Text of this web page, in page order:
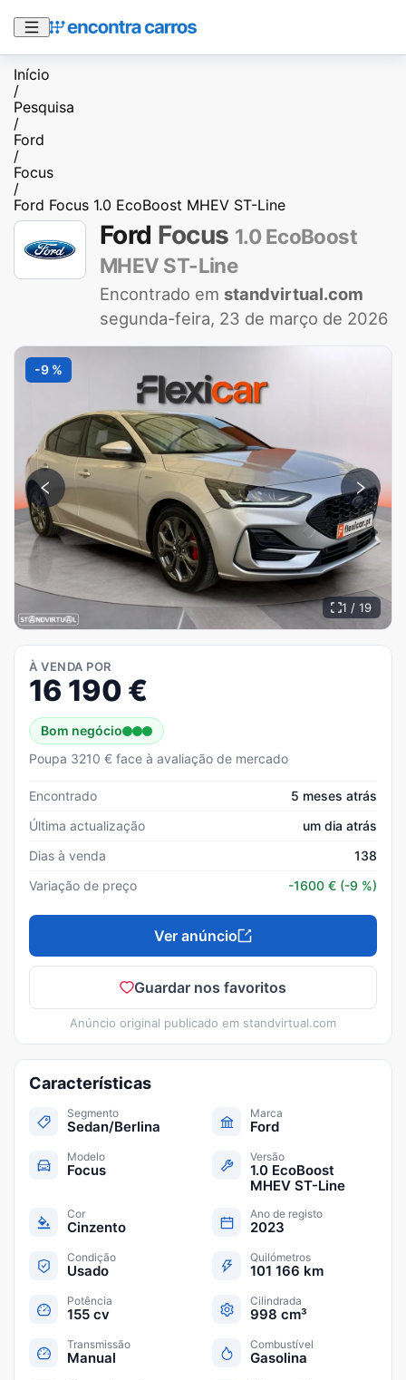
Início
/
Pesquisa
/
Ford
/
Focus
/
Ford Focus 1.0 EcoBoost MHEV ST-Line
Ford Focus 1.0 EcoBoost
MHEV ST-Line
Encontrado em standvirtual.com
segunda-feira, 23 de março de 2026
-9 %
1 / 19
À VENDA POR
16 190 €
Bom negócio
Poupa 3210 € face à avaliação de mercado
Encontrado
5 meses atrás
Última actualização
um dia atrás
Dias à venda
138
Variação de preço
-1600 € (-9 %)
Ver anúncio
Guardar nos favoritos
Anúncio original publicado em standvirtual.com
Características
Segmento
Sedan/Berlina
Marca
Ford
Modelo
Focus
Versão
1.0 EcoBoost
MHEV ST-Line
Cor
Cinzento
Ano de registo
2023
Condição
Usado
Quilómetros
101 166 km
Potência
155 cv
Cilindrada
998 cm³
Transmissão
Manual
Combustível
Gasolina